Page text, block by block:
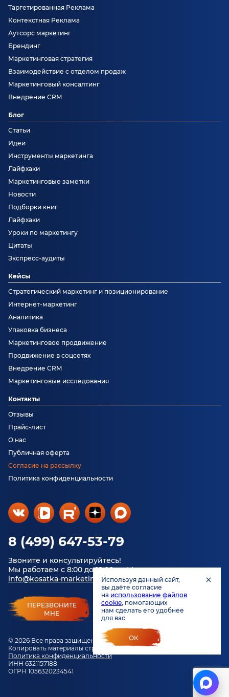
8 (499) 647-53-79
Звоните и консультируйтесь!
Мы работаем с 8:00 до 18:00 по Москве.
info@kosatka-marketing.ru
ПЕРЕЗВОНИТЕ
МНЕ
© 2026 Все права защищены.
Копировать материалы строго запрещено.
Политика конфиденциальности
ИНН 6321157188
ОГРН 1056320234541
Таргетированная Реклама
Контекстная Реклама
Аутсорс маркетинг
Брендинг
Маркетинговая стратегия
Взаимодействие с отделом продаж
Маркетинговый консалтинг
Внедрение CRM
Блог
Статьи
Идеи
Инструменты маркетинга
Лайфхаки
Маркетинговые заметки
Новости
Подборки книг
Лайфхаки
Уроки по маркетингу
Цитаты
Экспресс-аудиты
Кейсы
Стратегический маркетинг и позиционирование
Интернет-маркетинг
Аналитика
Упаковка бизнеса
Маркетинговое продвижение
Продвижение в соцсетях
Внедрение CRM
Маркетинговые исследования
Контакты
Отзывы
Прайс-лист
О нас
Публичная оферта
Согласие на рассылку
Политика конфиденциальности
Используя данный сайт,
вы даёте согласие
на использование файлов
cookie, помогающих
нам сделать его удобнее
для вас
ОК